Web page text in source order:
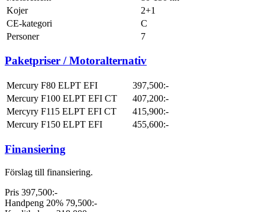
Kojer
2+1
CE-kategori
C
Personer
7
Paketpriser / Motoralternativ
Mercury F80 ELPT EFI
397,500:-
Mercury F100 ELPT EFI CT
407,200:-
Mercyry F115 ELPT EFI CT
415,900:-
Mercury F150 ELPT EFI
455,600:-
Finansiering
Förslag till finansiering.
Pris 397,500:-
Handpeng 20% 79,500:-